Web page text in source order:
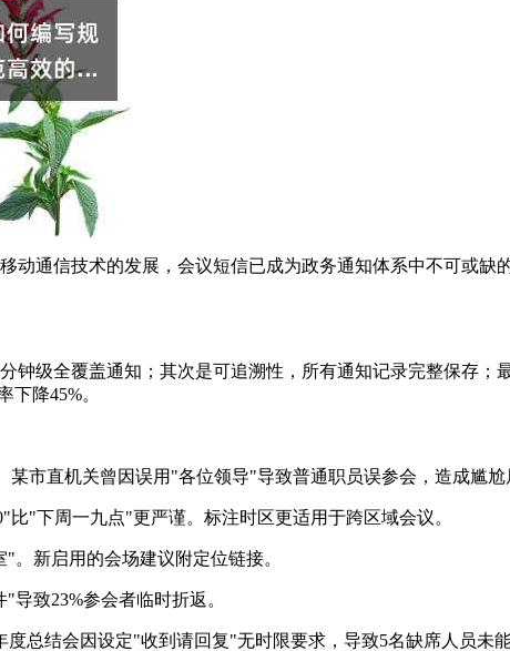
通信技术的发展，会议短信已成为政务通知体系中不可或缺
级全覆盖通知；其次是可追溯性，所有通知记录完整保存；
降45%。
市直机关曾因误用"各位领导"导致普通职员误参会，造成尴尬
"下周一九点"更严谨。标注时区更适用于跨区域会议。
新启用的会场建议附定位链接。
致23%参会者临时折返。
总结会因设定"收到请回复"无时限要求，导致5名缺席人员未能